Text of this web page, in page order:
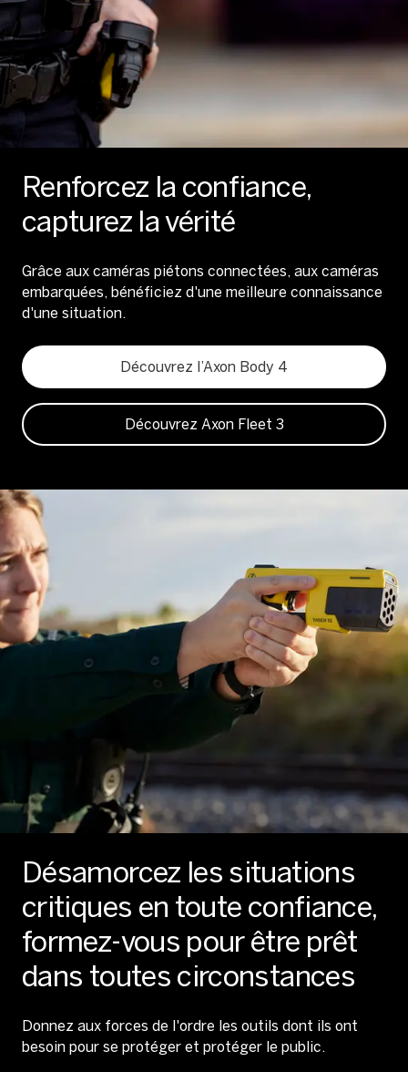
Renforcez la confiance,
capturez la vérité
Grâce aux caméras piétons connectées, aux caméras
embarquées, bénéficiez d'une meilleure connaissance
d'une situation.
Découvrez l’Axon Body 4
Découvrez Axon Fleet 3
Désamorcez les situations
critiques en toute confiance,
formez-vous pour être prêt
dans toutes circonstances
Donnez aux forces de l'ordre les outils dont ils ont
besoin pour se protéger et protéger le public.